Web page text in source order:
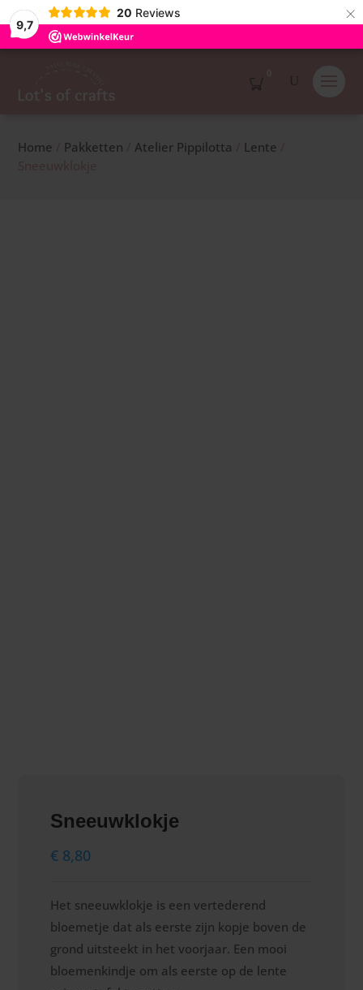
9,7
20 Reviews ×
Home Pakketten /Atelier Pippilotta Lente
Sneeuwklokje
€ 8,80
Het sneeuwklokje is een vertederend
bloemetje dat als eerste zijn kopje boven de
grond uitsteekt in het voorjaar. Een mooi
bloemenkindje om als eerste op de lente